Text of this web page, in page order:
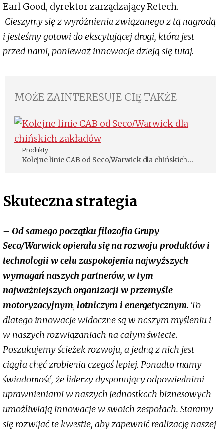
Earl Good, dyrektor zarządzający Retech. –
Cieszymy się z wyróżnienia związanego z tą nagrodą
i jesteśmy gotowi do ekscytującej drogi, która jest
przed nami, ponieważ innowacje dzieją się tutaj.
MOŻE ZAINTERESUJE CIĘ TAKŻE
Produkty
Kolejne linie CAB od Seco/Warwick dla chińskich
Skuteczna strategia
– Od samego początku filozofia Grupy
Seco/Warwick opierała się na rozwoju produktów i
technologii w celu zaspokojenia najwyższych
wymagań naszych partnerów, w tym
najważniejszych organizacji w przemyśle
motoryzacyjnym, lotniczym i energetycznym. To
dlatego innowacje widoczne są w naszym myśleniu i
w naszych rozwiązaniach na całym świecie.
Poszukujemy ścieżek rozwoju, a jedną z nich jest
ciągła chęć zrobienia czegoś lepiej. Ponadto mamy
świadomość, że liderzy dysponujący odpowiednimi
uprawnieniami w naszych jednostkach biznesowych
umożliwiają innowacje w swoich zespołach. Staramy
się rozwijać te kwestie, aby zapewnić realizację naszej